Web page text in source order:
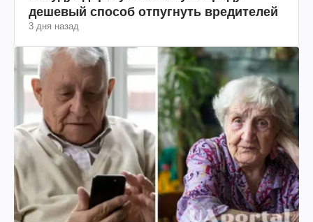
дешевый способ отпугнуть вредителей
3 дня назад